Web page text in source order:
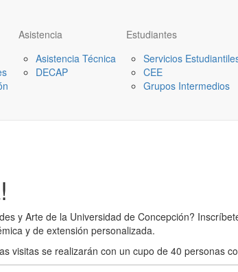
Asistencia
Asistencia Técnica
DECAP
Estudiantes
Servicios
CEE
Grupos Intermedios
y Arte de la Universidad de Concepción?
y de extensión personalizada.
visitas se realizarán con un cupo de 40 personas